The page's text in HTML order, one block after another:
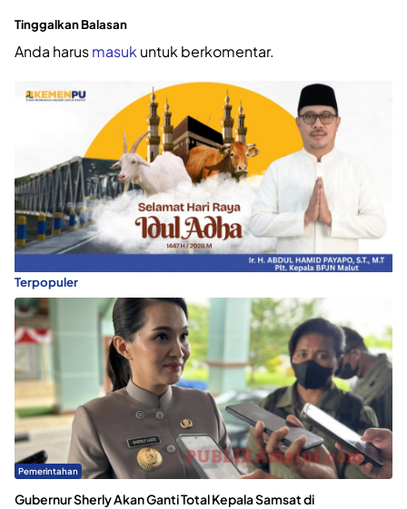
Tinggalkan Balasan
Anda harusmasuk untuk berkomentar.
Terpopuler
Pemerintahan
Gubernur Sherly Akan Ganti Total Kepala Samsat di